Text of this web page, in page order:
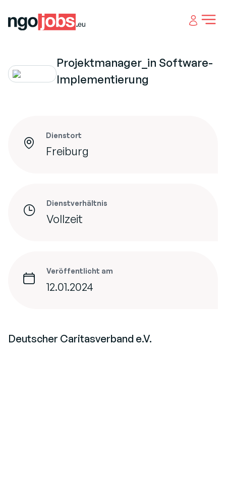
Open
Projektmanager_in Software-
Implementierung
Dienstort
Freiburg
Dienstverhältnis
Vollzeit
Veröffentlicht am
12.01.2024
Deutscher Caritasverband e.V.